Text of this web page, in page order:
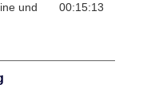
und
00:15:13